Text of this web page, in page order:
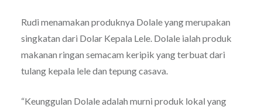
Rudi menamakan produknya Dolale yang merupakan
singkatan dari Dolar Kepala Lele. Dolale ialah produk
makanan ringan semacam keripik yang terbuat dari
tulang kepala lele dan tepung casava.
“Keunggulan Dolale adalah murni produk lokal yang